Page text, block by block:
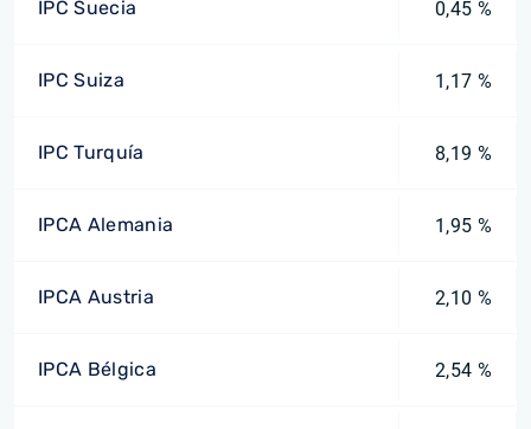
IPC Suecia 0,45 %
IPC Suiza 1,17 %
IPC Turquía 8,19 %
IPCA Alemania 1,95 %
IPCA Austria 2,10 %
IPCA Bélgica 2,54 %